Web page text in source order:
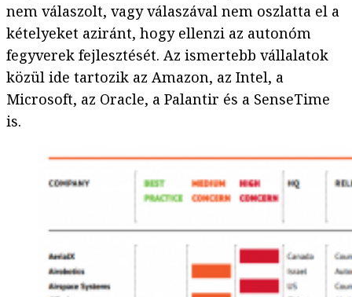
nem válaszolt, vagy válaszával nem oszlatta el a
kételyeket aziránt, hogy ellenzi az autonóm
fegyverek fejlesztését. Az ismertebb vállalatok
közül ide tartozik az Amazon, az Intel, a
Microsoft, az Oracle, a Palantir és a SenseTime
is.